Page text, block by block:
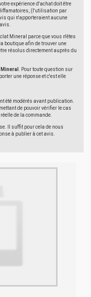
expérience d'achat doit être
(l'utilisation par
qui n'apporteraient aucune
Mineral parce que vous n'êtes
boutique afin de trouver une
résolus directement auprès du
. Pour toute question sur
une réponse et c'est elle
été modérés avant publication.
de pouvoir vérifier le cas
de la commande.
Il suffit pour cela de nous
à publier à cet avis.